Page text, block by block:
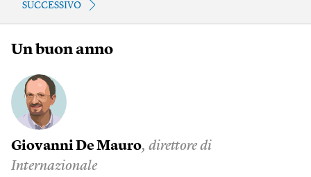
SUCCESSIVO
Un buon anno
Giovanni De Mauro, direttore di
Internazionale